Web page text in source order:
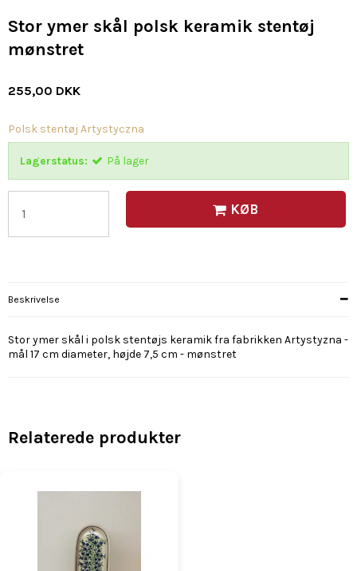
Stor ymer skål polsk keramik stentøj
mønstret
255,00 DKK
Polsk stentøj Artystyczna
Lagerstatus: På lager
KØB
Beskrivelse
Stor ymer skål i polsk stentøjs keramik fra fabrikken Artystyzna -
mål 17 cm diameter, højde 7,5 cm - mønstret
Relaterede produkter